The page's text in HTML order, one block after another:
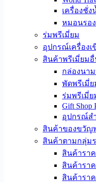
เครื่องชั่ง
หมอนรอ
ร่มพรีเมี่ยม
อุปกรณ์เครื่องเ
สินค้าพรีเมี่ยมอื่
กล่องนา
พัดพรีเมี่ย
ร่มพรีเมี่ย
Gift Shop
อุปกรณ์ส
สินค้าของขวัญ
สินค้าตามกลุ่ม
สินค้าราค
สินค้าราค
สินค้าราค